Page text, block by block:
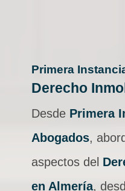
Primera
Derecho
Desde Primera
Abogados,
aspectos del
en Almería,